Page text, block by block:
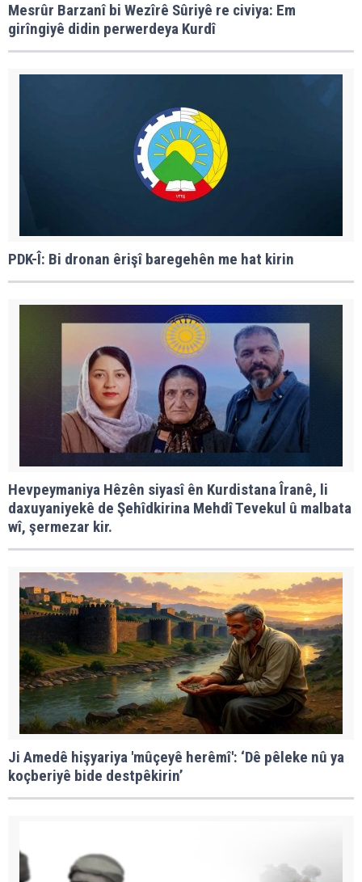
Mesrûr Barzanî bi Wezîrê Sûriyê re civiya: Em
girîngiyê didin perwerdeya Kurdî
PDK-Î: Bi dronan êrişî baregehên me hat kirin
Hevpeymaniya Hêzên siyasî ên Kurdistana Îranê, li
daxuyaniyekê de Şehîdkirina Mehdî Tevekul û malbata
wî, şermezar kir.
Ji Amedê hişyariya 'mûçeyê herêmî': ‘Dê pêleke nû ya
koçberiyê bide destpêkirin’